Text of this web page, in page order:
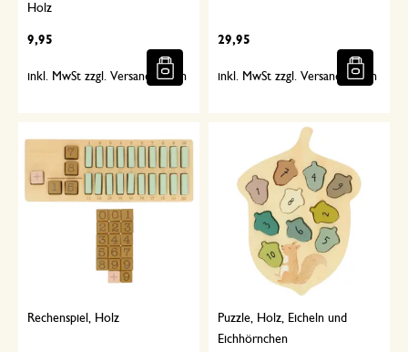
Holz
9,95
inkl. MwSt zzgl. Versandkosten
29,95
inkl. MwSt zzgl. Versandkosten
Rechenspiel, Holz
Puzzle, Holz, Eicheln und
Eichhörnchen